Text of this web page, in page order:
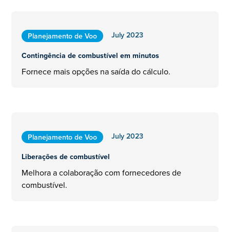
Planejamento de Voo
July 2023
Contingência de combustível em minutos
Fornece mais opções na saída do cálculo.
Planejamento de Voo
July 2023
Liberações de combustível
Melhora a colaboração com fornecedores de
combustível.